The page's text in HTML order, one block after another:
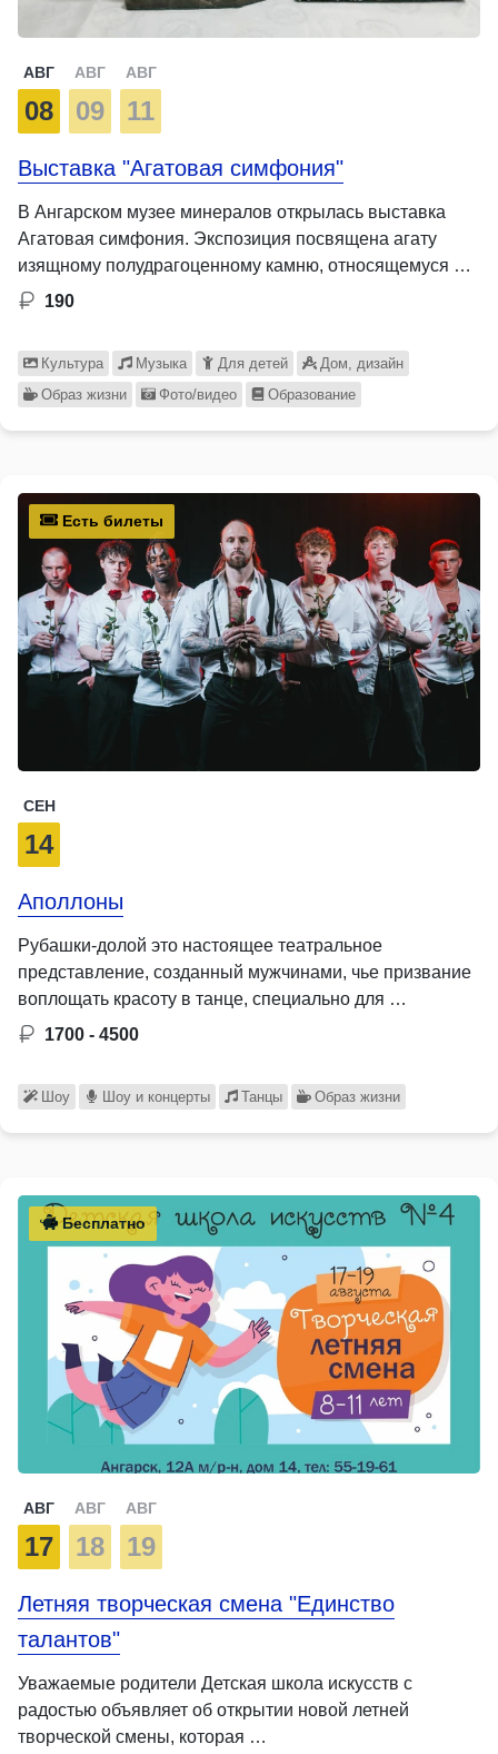
АВГ
08
АВГ
09
АВГ
11
Выставка "Агатовая симфония"
В Ангарском музее минералов открылась выставка
Агатовая симфония. Экспозиция посвящена агату
изящному полудрагоценному камню, относящемуся …
190
Культура Музыка Для детей
Дом, дизайн
Образ жизни
Фото/видео Образование
Есть билеты
СЕН
14
Аполлоны
Рубашки-долой это настоящее театральное
представление, созданный мужчинами, чье призвание
воплощать красоту в танце, специально для …
1700 - 4500
Шоу Шоу и концерты Танцы Образ жизни
Бесплатно
АВГ
17
АВГ
18
АВГ
19
Летняя творческая смена "Единство
талантов"
Уважаемые родители Детская школа искусств с
радостью объявляет об открытии новой летней
творческой смены, которая …